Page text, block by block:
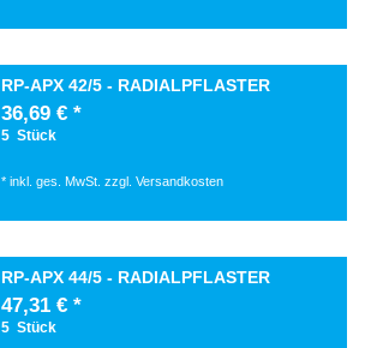
RP-APX 42/5 - RADIALPFLASTER
36,69 € *
5 Stück
* inkl. ges. MwSt. zzgl. Versandkosten
RP-APX 44/5 - RADIALPFLASTER
47,31 € *
5 Stück